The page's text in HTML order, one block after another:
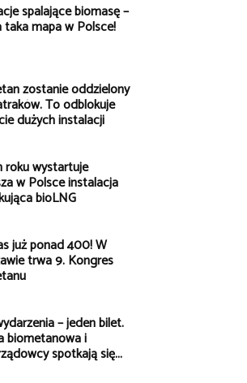
spalające biomasę –
taka mapa w Polsce!
zostanie oddzielony
To odblokuje
dużych instalacji
roku wystartuje
w Polsce instalacja
bioLNG
już ponad 400! W
trwa 9. Kongres
– jeden bilet.
biometanowa i
spotkają się...